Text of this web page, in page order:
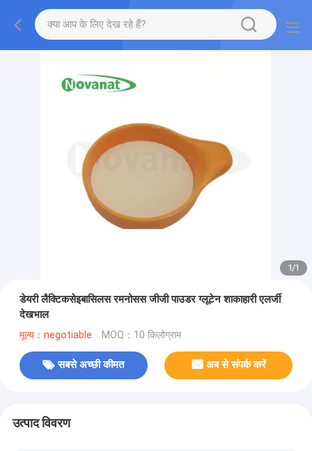
1/1
डेयरी लैक्टिकसेइबासिलस रमनोसस जीजी पाउडर ग्लूटेन शाकाहारी एलर्जी
देखभाल
मूल्य：negotiable MOQ：10 किलोग्राम
सबसे अच्छी कीमत अब से संपर्क करें
उत्पाद विवरण